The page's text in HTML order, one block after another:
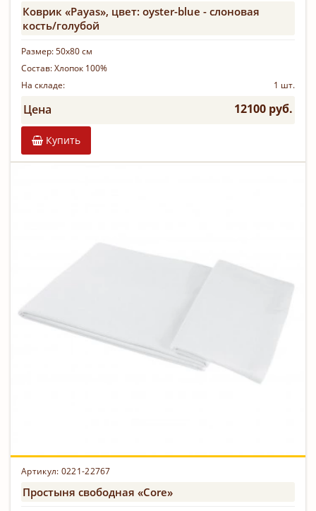
Коврик «Payas», цвет: oyster-blue - слоновая
кость/голубой
Размер:50х80 см
Состав:Хлопок 100%
На складе:
1 шт.
Цена 12100 руб.
Купить
Артикул: 0221-22767
Простыня свободная «Core»